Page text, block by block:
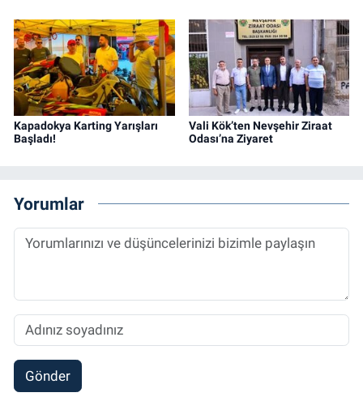
Kapadokya Karting Yarışları
Başladı!
Vali Kök’ten Nevşehir Ziraat
Odası’na Ziyaret
Yorumlar
Gönder